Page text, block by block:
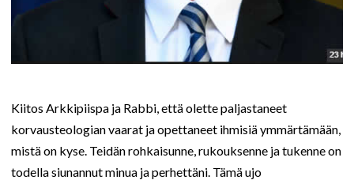
Kiitos Arkkipiispa ja Rabbi, että olette paljastaneet
korvausteologian vaarat ja opettaneet ihmisiä ymmärtämään,
mistä on kyse. Teidän rohkaisunne, rukouksenne ja tukenne on
todella siunannut minua ja perhettäni. Tämä ujo